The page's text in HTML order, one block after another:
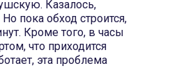
Казалось,
пока обход строится,
Кроме того, в часы
что приходится
эта проблема